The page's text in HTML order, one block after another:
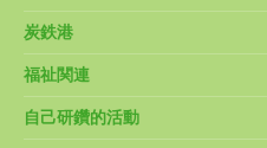
炭鉄港
福祉関連
自己研鑽的活動